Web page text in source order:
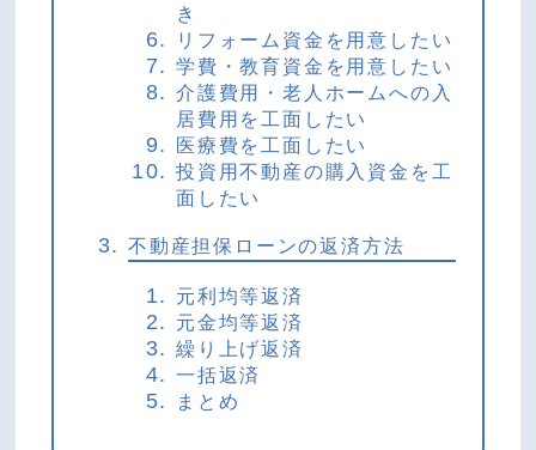
き
リフォーム資金を用意したい
学費・教育資金を用意したい
介護費用・老人ホームへの入
居費用を工面したい
医療費を工面したい
投資用不動産の購入資金を工
面したい
不動産担保ローンの返済方法
元利均等返済
元金均等返済
繰り上げ返済
一括返済
まとめ